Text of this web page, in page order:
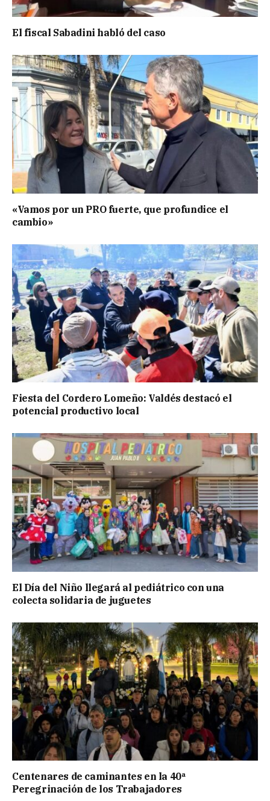
El fiscal Sabadini habló del caso
«Vamos por un PRO fuerte, que profundice el
cambio»
Fiesta del Cordero Lomeño: Valdés destacó el
potencial productivo local
El Día del Niño llegará al pediátrico con una
colecta solidaria de juguetes
Centenares de caminantes en la 40ª
Peregrinación de los Trabajadores